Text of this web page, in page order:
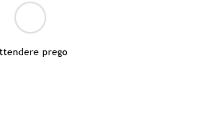
prego